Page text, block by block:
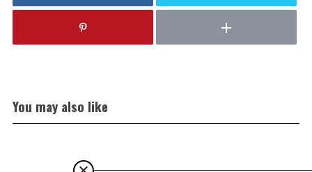
You may also like